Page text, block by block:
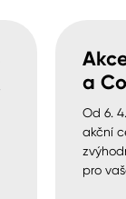
a
Od 6.
akční
pro